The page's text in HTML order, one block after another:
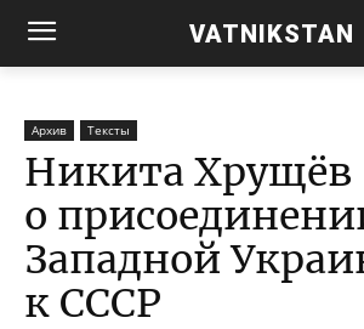
VATNIKSTAN
Архив Тексты
Никита
о
Западной
к СССР